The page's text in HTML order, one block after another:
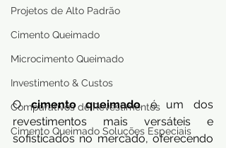
Projetos de Alto Padrão
Cimento Queimado
Microcimento Queimado
Investimento & Custos
Comparativos de Revestimentos
Cimento Queimado Soluções Especiais
O cimento queimado é um dos
revestimentos mais versáteis e
sofisticados no mercado, oferecendo